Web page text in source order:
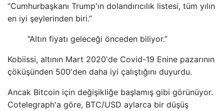
“Cumhurbaşkanı Trump'ın dolandırıcılık listesi, tüm yılın
en iyi şeylerinden biri.”
“Altın fiyatı geleceği önceden biliyor.”
Kobiissi, altının Mart 2020'de Covid-19 Enine pazarının
çöküşünden 500'den daha iyi çalıştığını duyurdu.
Ancak Bitcoin için değişikliğe başlamış gibi görünüyor.
Cotelegraph'a göre, BTC/USD aylarca bir düşüş